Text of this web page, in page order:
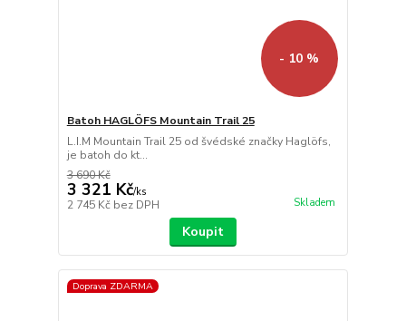
- 10 %
Batoh HAGLÖFS Mountain Trail 25
L.I.M Mountain Trail 25 od švédské značky Haglöfs,
je batoh do kt...
3 690 Kč
3 321 Kč/ks
2 745 Kč bez DPH Skladem
Koupit
Doprava ZDARMA